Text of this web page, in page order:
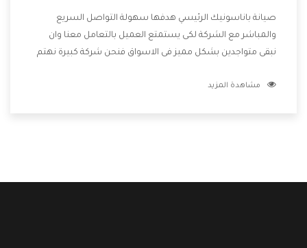
صيانة باناسونيك الرئيسي هدفها سهولة التواصل السريع
والمباشر مع الشركة لكى يستمتع العميل بالتعامل معنا وان
نبقى متواجدين بشكل مميز فى الاسواق فنحن شركة كبيرة نهتم
الشركة بها والتى تكون منها خدمة الصيانة التى تكون من أهم
مشاهدة المزيد